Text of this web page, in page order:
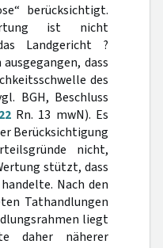
berücksichtigt.
ist nicht
Landgericht ?
dass
des
BGH, Beschluss
Rn. 13 mwN). Es
Berücksichtigung
nicht,
stützt, dass
Nach den
Tathandlungen
liegt
daher näherer